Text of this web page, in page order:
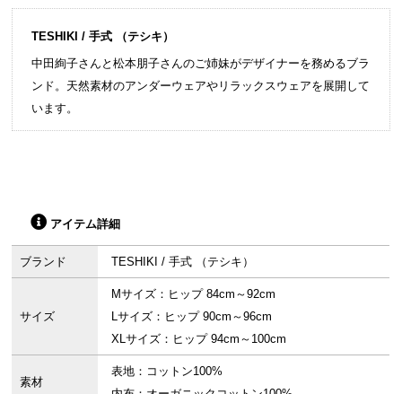
TESHIKI / 手式 （テシキ）
中田絢子さんと松本朋子さんのご姉妹がデザイナーを務めるブラ
ンド。天然素材のアンダーウェアやリラックスウェアを展開して
います。
アイテム詳細
ブランド TESHIKI / 手式 （テシキ）
サイズ
Mサイズ：ヒップ 84cm～92cm
Lサイズ：ヒップ 90cm～96cm
XLサイズ：ヒップ 94cm～100cm
素材
表地：コットン100%